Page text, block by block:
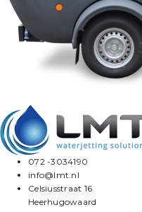
072 -3034190
info@lmt.nl
Celsiusstraat 16
Heerhugowaard